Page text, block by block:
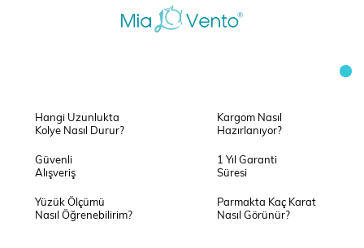
Hangi Uzunlukta
Kolye Nasıl Durur?
Kargom Nasıl
Hazırlanıyor?
Güvenli
Alışveriş
1 Yıl Garanti
Süresi
Yüzük Ölçümü
Nasıl Öğrenebilirim?
Parmakta Kaç Karat
Nasıl Görünür?